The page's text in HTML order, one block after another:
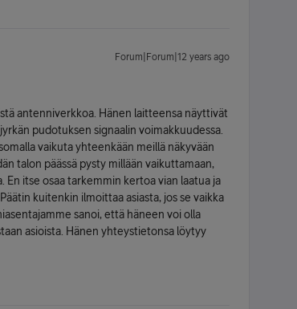
Forum|Forum|12 years ago
antenniverkkoa. Hänen laitteensa näyttivät
pudotuksen signaalin voimakkuudessa.
vaikuta yhteenkään meillä näkyvään
talon päässä pysty millään vaikuttamaan,
En itse osaa tarkemmin kertoa vian laatua ja
kuitenkin ilmoittaa asiasta, jos se vaikka
sanoi, että häneen voi olla
asioista. Hänen yhteystietonsa löytyy